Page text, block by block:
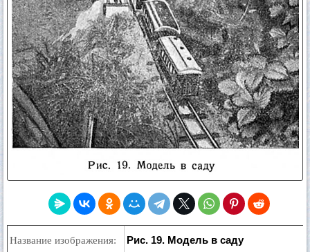
Название изображения: Рис. 19. Модель в саду